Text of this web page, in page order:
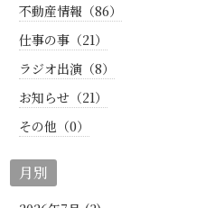
不動産情報（86）
仕事の事（21）
ラジオ出演（8）
お知らせ（21）
その他（0）
月別